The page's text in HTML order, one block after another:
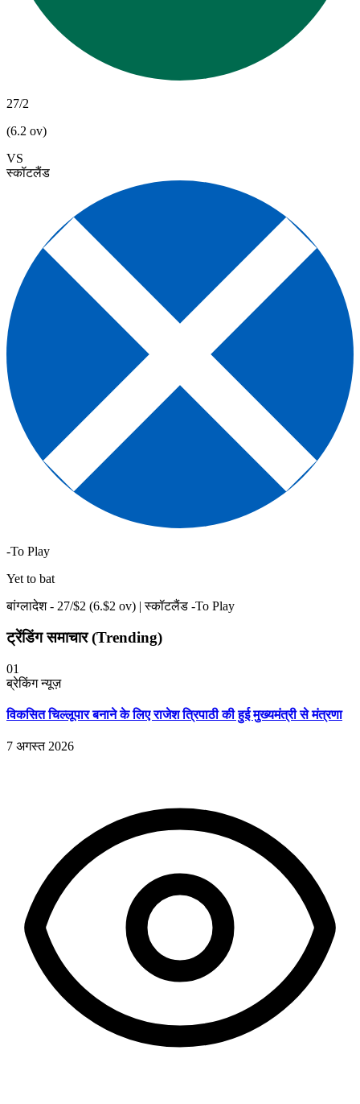
27/2
(6.2 ov)
VS
स्कॉटलैंड
-To Play
Yet to bat
बांग्लादेश - 27/$2 (6.$2 ov) | स्कॉटलैंड -To Play
ट्रेंडिंग समाचार (Trending)
01
ब्रेकिंग न्यूज़
विकसित चिल्लूपार बनाने के लिए राजेश त्रिपाठी की हुई मुख्यमंत्री से मंत्रणा
7 अगस्त 2026